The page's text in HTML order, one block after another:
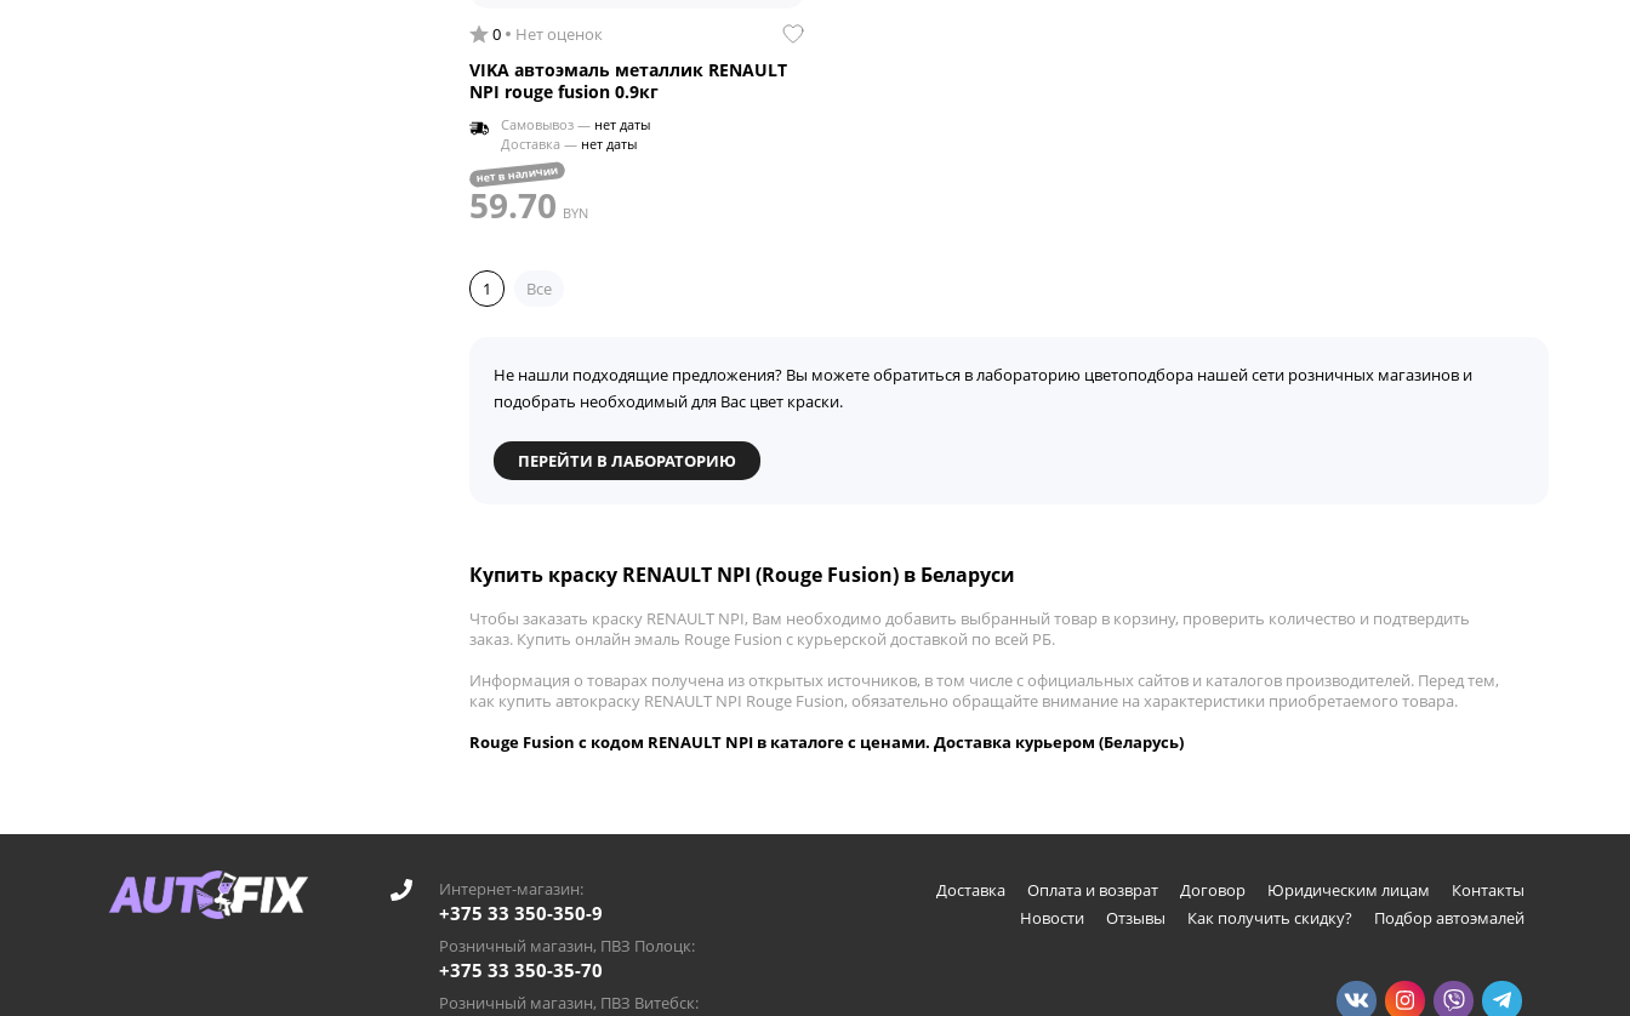
0 Нет оценок
VIKA автоэмаль металлик RENAULT
NPI rouge fusion 0.9кг
Самовывоз — нет даты
Доставка — нет даты
нет в наличии
59.70 BYN
1 Все
Не нашли подходящие предложения? Вы можете обратиться в лабораторию цветоподбора нашей сети розничных магазинов и
подобрать необходимый для Вас цвет краски.
ПЕРЕЙТИ В ЛАБОРАТОРИЮ
Купить краску RENAULT NPI (Rouge Fusion) в Беларуси
Чтобы заказать краску RENAULT NPI, Вам необходимо добавить выбранный товар в корзину, проверить количество и подтвердить
заказ. Купить онлайн эмаль Rouge Fusion с курьерской доставкой по всей РБ.
Информация о товарах получена из открытых источников, в том числе с официальных сайтов и каталогов производителей. Перед тем,
как купить автокраску RENAULT NPI Rouge Fusion, обязательно обращайте внимание на характеристики приобретаемого товара.
Rouge Fusion с кодом RENAULT NPI в каталоге с ценами. Доставка курьером (Беларусь)
Интернет-магазин:
+375 33 350-350-9
Розничный магазин, ПВЗ Полоцк:
+375 33 350-35-70
Розничный магазин, ПВЗ Витебск:
Доставка Оплата и возврат Договор Юридическим лицам
Контакты
Новости
Отзывы Как получить скидку? Подбор автоэмалей